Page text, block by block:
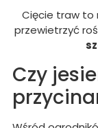
Cięcie traw to
przewietrzyć
Czy